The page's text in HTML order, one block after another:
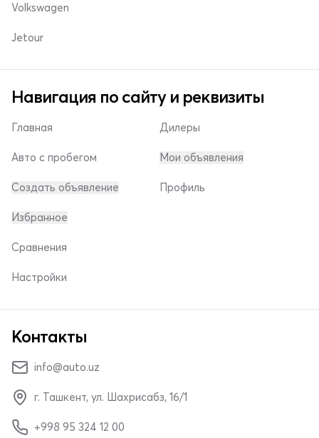
Volkswagen
Jetour
Навигация по сайту и реквизиты
Главная
Авто с пробегом
Создать объявление
Дилеры
Мои объявления
Профиль
Избранное
Сравнения
Настройки
Контакты
info@auto.uz
г. Ташкент, ул. Шахрисабз, 16/1
+998 95 324 12 00